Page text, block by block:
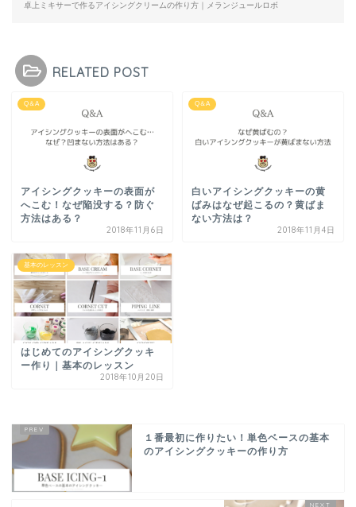
卓上ミキサーで作るアイシングクリームの作り方｜メランジュールロボ
RELATED POST
Q＆A
アイシングクッキーの表面が
へこむ！なぜ陥没する？防ぐ
方法はある？
2018年11月6日
Q＆A
白いアイシングクッキーの黄
ばみはなぜ起こるの？黄ばま
ない方法は？
2018年11月4日
基本のレッスン
はじめてのアイシングクッキ
ー作り｜基本のレッスン
2018年10月20日
１番最初に作りたい！単色ベースの基本
のアイシングクッキーの作り方